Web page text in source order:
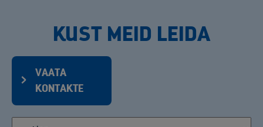
KUST MEID LEIDA
VAATA
KONTAKTE